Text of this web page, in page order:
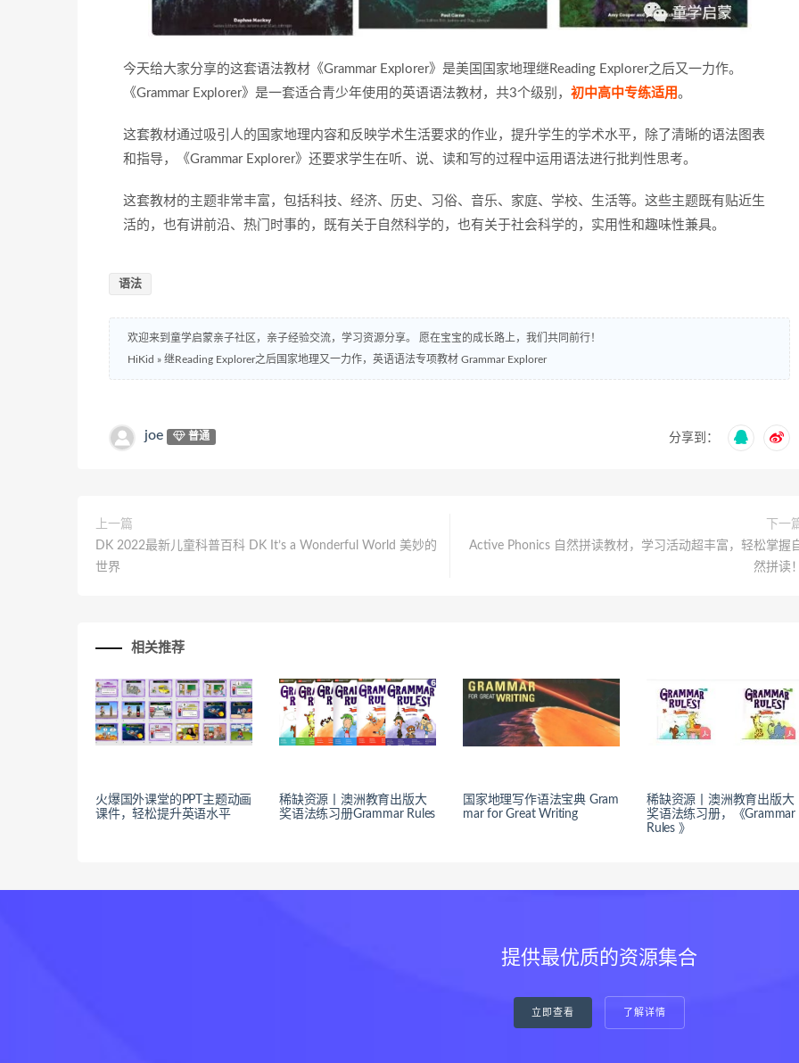
今天给大家分享的这套语法教材《Grammar Explorer》是美国国家地理继Reading Explorer之后又一力作。
《Grammar Explorer》是一套适合青少年使用的英语语法教材，共3个级别， 初中高中专练适用。
这套教材通过吸引人的国家地理内容和反映学术生活要求的作业，提升学生的学术水平，除了清晰的语法图表
和指导，《Grammar Explorer》还要求学生在听、说、读和写的过程中运用语法进行批判性思考。
这套教材的主题非常丰富，包括科技、经济、历史、习俗、音乐、家庭、学校、生活等。这些主题既有贴近生
活的，也有讲前沿、热门时事的，既有关于自然科学的，也有关于社会科学的，实用性和趣味性兼具。
语法
欢迎来到童学启蒙亲子社区，亲子经验交流，学习资源分享。 愿在宝宝的成长路上，我们共同前行！
HiKid » 继Reading Explorer之后国家地理又一力作，英语语法专项教材 Grammar Explorer
joe 普通 分享到：
上一篇
DK 2022最新儿童科普百科 DK It’s a Wonderful World 美妙的
世界
下一
Active Phonics 自然拼读教材，学习活动超丰富，轻松掌握
然拼读！
相关推荐
火爆国外课堂的PPT主题动画
课件，轻松提升英语水平
稀缺资源丨澳洲教育出版大
奖语法练习册Grammar Rules
国家地理写作语法宝典 Gram
mar for Great Writing
稀缺资源丨澳洲教育出版大
奖语法练习册，《Grammar
Rules 》
提供最优质的资源集合
立即查看 了解详情